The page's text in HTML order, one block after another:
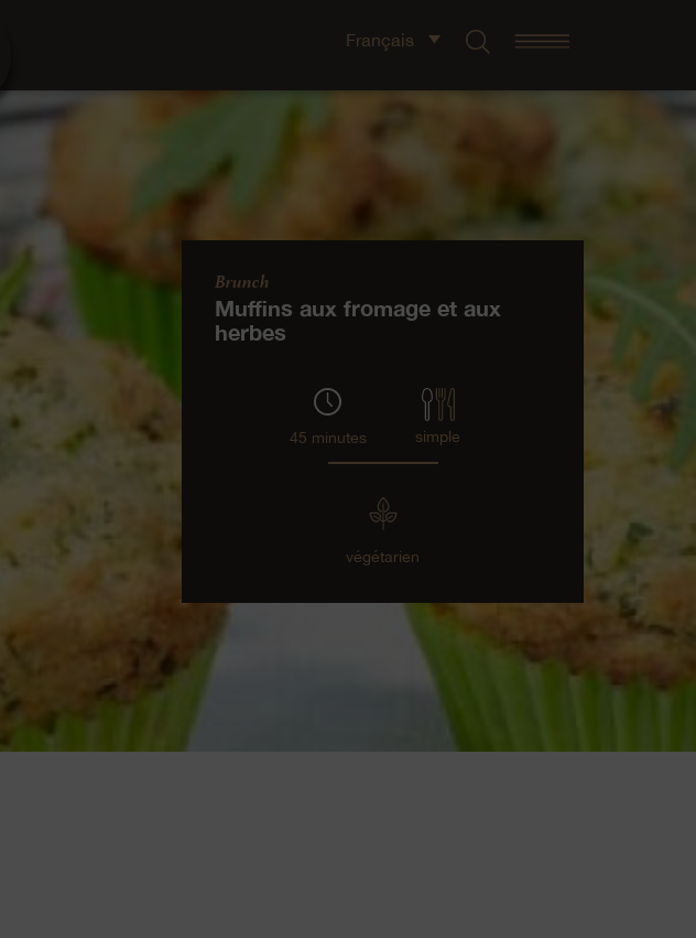
Français
Brunch
Muffins aux fromage et aux
herbes
45 minutes simple
végétarien